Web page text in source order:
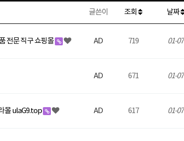
글쓴이 조회 날짜
전문 직구 쇼핑몰 AD 719 01-07
AD 671 01-07
몰 ulaG9.top AD 617 01-07